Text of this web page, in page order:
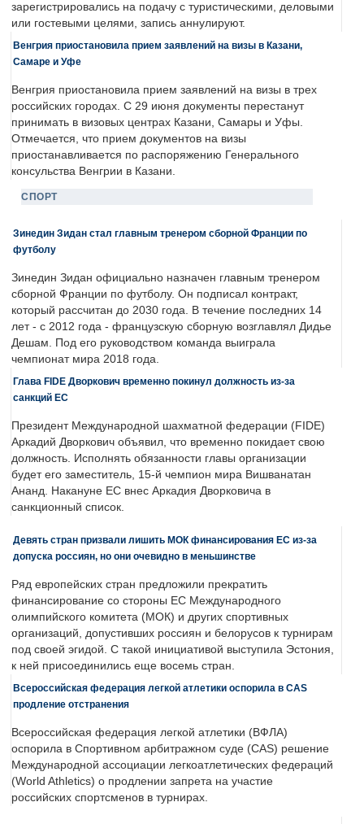
зарегистрировались на подачу с туристическими, деловыми
или гостевыми целями, запись аннулируют.
Венгрия приостановила прием заявлений на визы в Казани,
Самаре и Уфе
Венгрия приостановила прием заявлений на визы в трех
российских городах. С 29 июня документы перестанут
принимать в визовых центрах Казани, Самары и Уфы.
Отмечается, что прием документов на визы
приостанавливается по распоряжению Генерального
консульства Венгрии в Казани.
СПОРТ
Зинедин Зидан стал главным тренером сборной Франции по
футболу
Зинедин Зидан официально назначен главным тренером
сборной Франции по футболу. Он подписал контракт,
который рассчитан до 2030 года. В течение последних 14
лет - с 2012 года - французскую сборную возглавлял Дидье
Дешам. Под его руководством команда выиграла
чемпионат мира 2018 года.
Глава FIDE Дворкович временно покинул должность из-за
санкций ЕС
Президент Международной шахматной федерации (FIDE)
Аркадий Дворкович объявил, что временно покидает свою
должность. Исполнять обязанности главы организации
будет его заместитель, 15-й чемпион мира Вишванатан
Ананд. Накануне ЕС внес Аркадия Дворковича в
санкционный список.
Девять стран призвали лишить МОК финансирования ЕС из-за
допуска россиян, но они очевидно в меньшинстве
Ряд европейских стран предложили прекратить
финансирование со стороны ЕС Международного
олимпийского комитета (МОК) и других спортивных
организаций, допустивших россиян и белорусов к турнирам
под своей эгидой. С такой инициативой выступила Эстония,
к ней присоединились еще восемь стран.
Всероссийская федерация легкой атлетики оспорила в CAS
продление отстранения
Всероссийская федерация легкой атлетики (ВФЛА)
оспорила в Спортивном арбитражном суде (CAS) решение
Международной ассоциации легкоатлетических федераций
(World Athletics) о продлении запрета на участие
российских спортсменов в турнирах.